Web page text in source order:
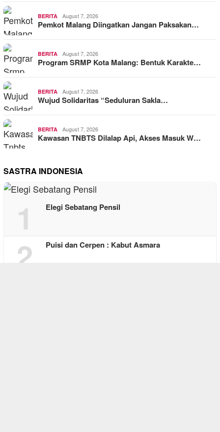
BERITA August 7, 2026
Pemkot Malang Diingatkan Jangan Paksakan…
BERITA August 7, 2026
Program SRMP Kota Malang: Bentuk Karakte…
BERITA August 7, 2026
Wujud Solidaritas “Seduluran Sakla…
BERITA August 7, 2026
Kawasan TNBTS Dilalap Api, Akses Masuk W…
SASTRA INDONESIA
1 Elegi Sebatang Pensil
2 Puisi dan Cerpen : Kabut Asmara